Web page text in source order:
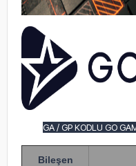
GA / GP KODLU GO
Bileşen